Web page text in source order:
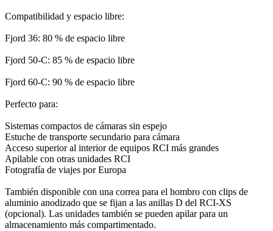
Compatibilidad y espacio libre:
Fjord 36: 80 % de espacio libre
Fjord 50-C: 85 % de espacio libre
Fjord 60-C: 90 % de espacio libre
Perfecto para:
Sistemas compactos de cámaras sin espejo
Estuche de transporte secundario para cámara
Acceso superior al interior de equipos RCI más grandes
Apilable con otras unidades RCI
Fotografía de viajes por Europa
También disponible con una correa para el hombro con clips de
aluminio anodizado que se fijan a las anillas D del RCI-XS
(opcional). Las unidades también se pueden apilar para un
almacenamiento más compartimentado.